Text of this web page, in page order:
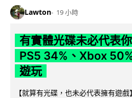
Lawton 19 小時
有實體光碟未必代表
PS5 34%、Xbox
遊玩
【就算有光碟，也未必代表擁有遊